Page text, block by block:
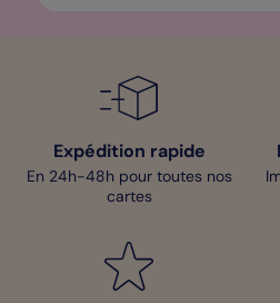
Expédition rapide
En 24h-48h pour toutes nos
cartes